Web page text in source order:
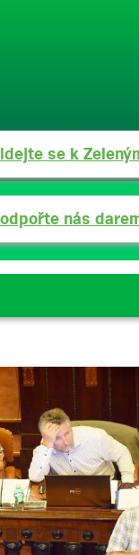
se k
nás